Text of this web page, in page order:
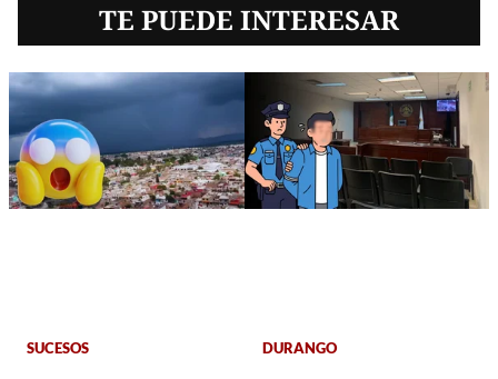
TE PUEDE INTERESAR
SUCESOS DURANGO